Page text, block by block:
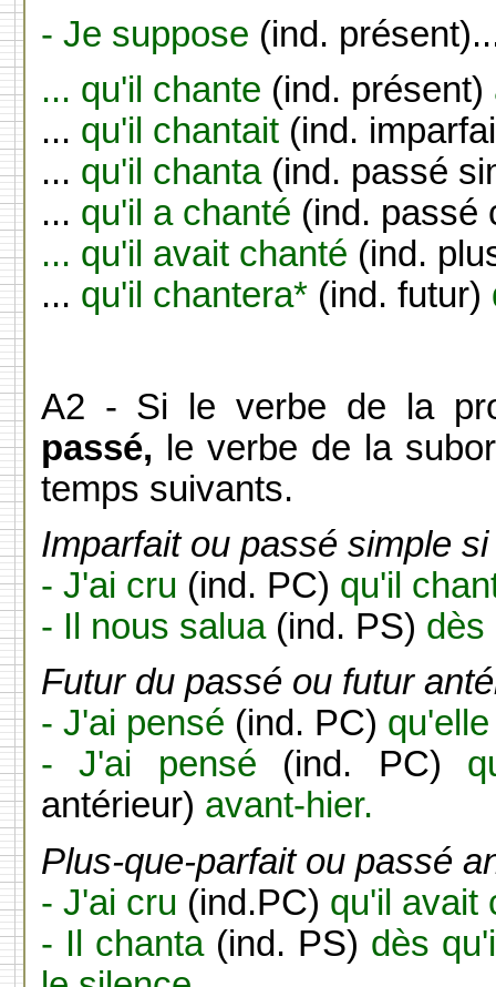
- Je suppose (ind.
... qu'il chante (ind. présent)
... qu'il chantait (ind.
... qu'il chanta (ind. passé
... qu'il a chanté (ind. passé
... qu'il avait chanté (ind.
... qu'il chantera*(ind. futur)
A2 - Si le verbe de la
passé, le verbe de la
temps suivants.
Imparfait ou passé simple
- J'ai cru (ind. PC) qu'il
- Il nous salua(ind. PS) dès
Futur du passé ou futur
- J'ai pensé (ind. PC)
- J'ai pensé (ind. PC)
antérieur) avant-hier.
Plus-que-parfait ou passé
- J'ai cru (ind.PC) qu'il avait
- Il chanta(ind. PS) dès